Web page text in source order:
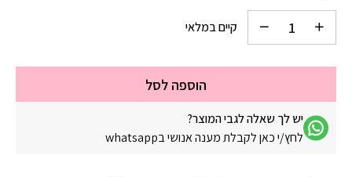
קיים במלאי
הוספה לסל
יש לך שאלה לגבי המוצר?
לחץ/י כאן לקבלת מענה אנושי בwhatsapp